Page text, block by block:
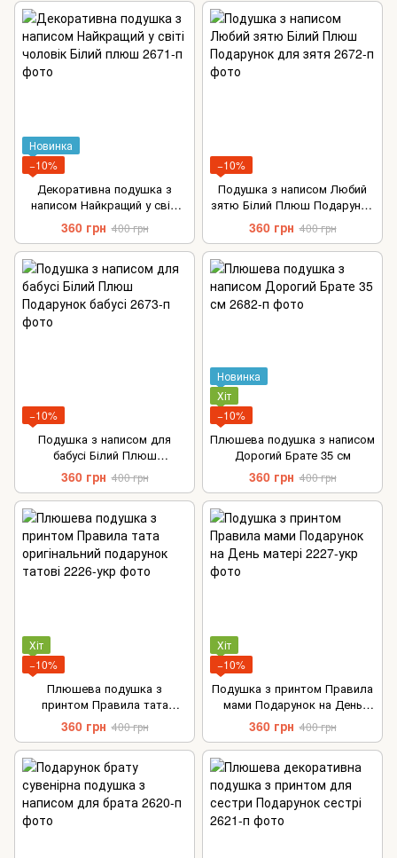
Новинка
−10%
Декоративна подушка з
написом Найкращий у світі
чоловік Білий плюш
360 грн 400 грн
−10%
Подушка з написом Любий
зятю Білий Плюш Подарунок
для зятя
360 грн 400 грн
−10%
Подушка з написом для
бабусі Білий Плюш
Подарунок бабусі
360 грн 400 грн
Новинка
Хіт
−10%
Плюшева подушка з написом
Дорогий Брате 35 см
360 грн 400 грн
Хіт
−10%
Плюшева подушка з
принтом Правила тата
оригінальний подарунок
татові
360 грн 400 грн
Хіт
−10%
Подушка з принтом Правила
мами Подарунок на День
матері
360 грн 400 грн